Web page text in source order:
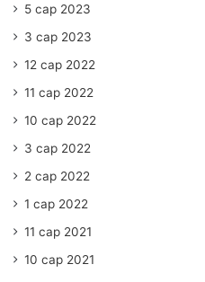
5 сар 2023
3 сар 2023
12 сар 2022
11 сар 2022
10 сар 2022
3 сар 2022
2 сар 2022
1 сар 2022
11 сар 2021
10 сар 2021